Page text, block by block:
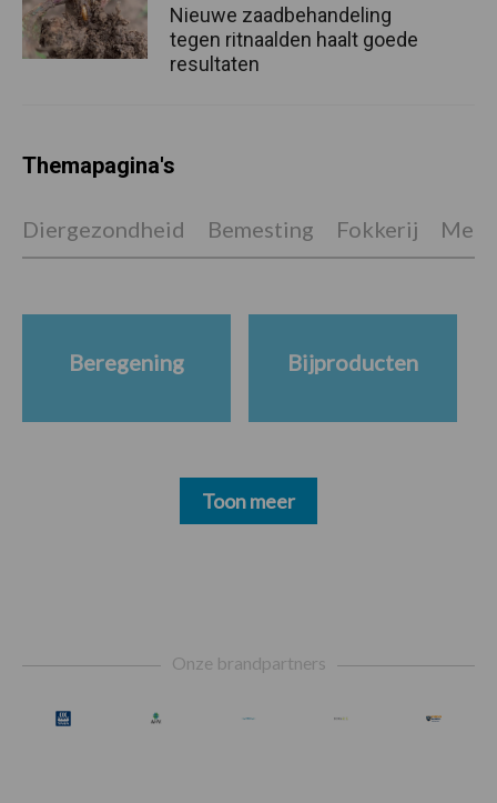
Nieuwe zaadbehandeling
tegen ritnaalden haalt goede
resultaten
Themapagina's
Diergezondheid Bemesting Fokkerij
Beregening Bijproducten
Toon meer
Onze brandpartners